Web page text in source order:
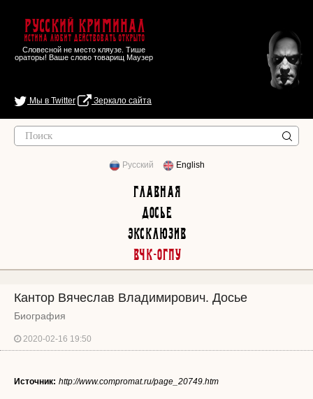
Русский Криминал
Истина любит действовать открыто
Словесной не место кляузе. Тише
ораторы! Ваше слово товарищ Маузер
Мы в Twitter Зеркало сайта
Русский English
Главная
Досье
Эксклюзив
ВЧК-ОГПУ
Кантор Вячеслав Владимирович. Досье
Биография
2020-02-16 19:50
Источник: http://www.compromat.ru/page_20749.htm